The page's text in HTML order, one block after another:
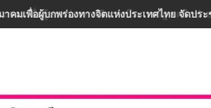
มาคมเพื่อผู้บกพร่องทางจิตฯ ผนึกภาครัฐ-เครือข่า